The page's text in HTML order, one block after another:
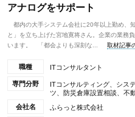
アナログをサポート
都内の大手システム会社に20年以上勤め、
と」を立ち上げた宮地寛将さん。企業の業務
います。 「都会よりも深刻な...
取材記事
職種 ITコンサルタント
専門分野
ITコンサルティング、シス
ツ、防災倉庫設置相談、不
会社名
ふらっと株式会社